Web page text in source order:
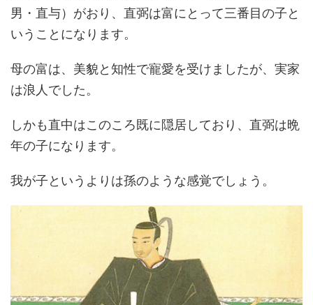
男・直与）がおり、直弼は富にとって三番目の子と
いうことになります。
母の富は、美貌と知性で寵愛を受けましたが、実家
は浪人でした。
しかも直中はこのころ既に隠居しており、直弼は晩
年の子になります。
我が子というよりは孫のような感覚でしょう。